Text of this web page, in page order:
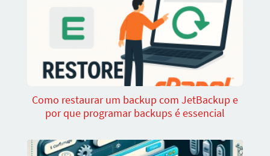
Como restaurar um backup com JetBackup e
por que programar backups é essencial